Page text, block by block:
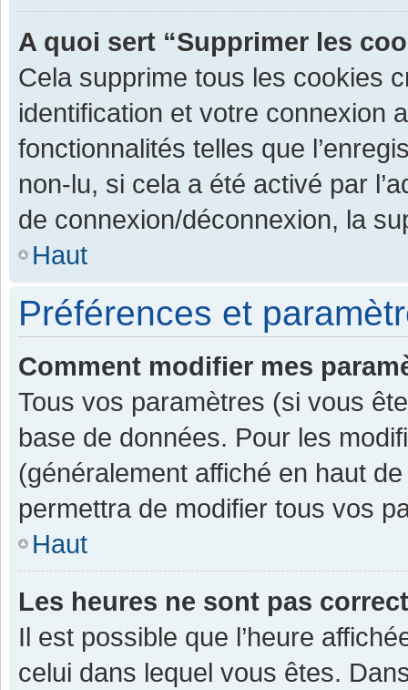
A quoi sert “Supprimer les
Cela supprime tous les cookies
identification et votre connexion
fonctionnalités telles que
non-lu, si cela a été activé par
de connexion/déconnexion, la
Haut
Préférences et
Comment modifier mes
Tous vos paramètres (si vous
base de données. Pour les
(généralement affiché en haut
permettra de modifier tous vos
Haut
Les heures ne sont pas
Il est possible que l’heure
celui dans lequel vous êtes.